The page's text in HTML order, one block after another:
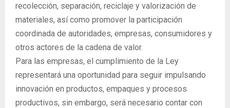
recolección, separación, reciclaje y valorización de
materiales, así como promover la participación
coordinada de autoridades, empresas, consumidores y
otros actores de la cadena de valor.
Para las empresas, el cumplimiento de la Ley
representará una oportunidad para seguir impulsando
innovación en productos, empaques y procesos
productivos, sin embargo, será necesario contar con